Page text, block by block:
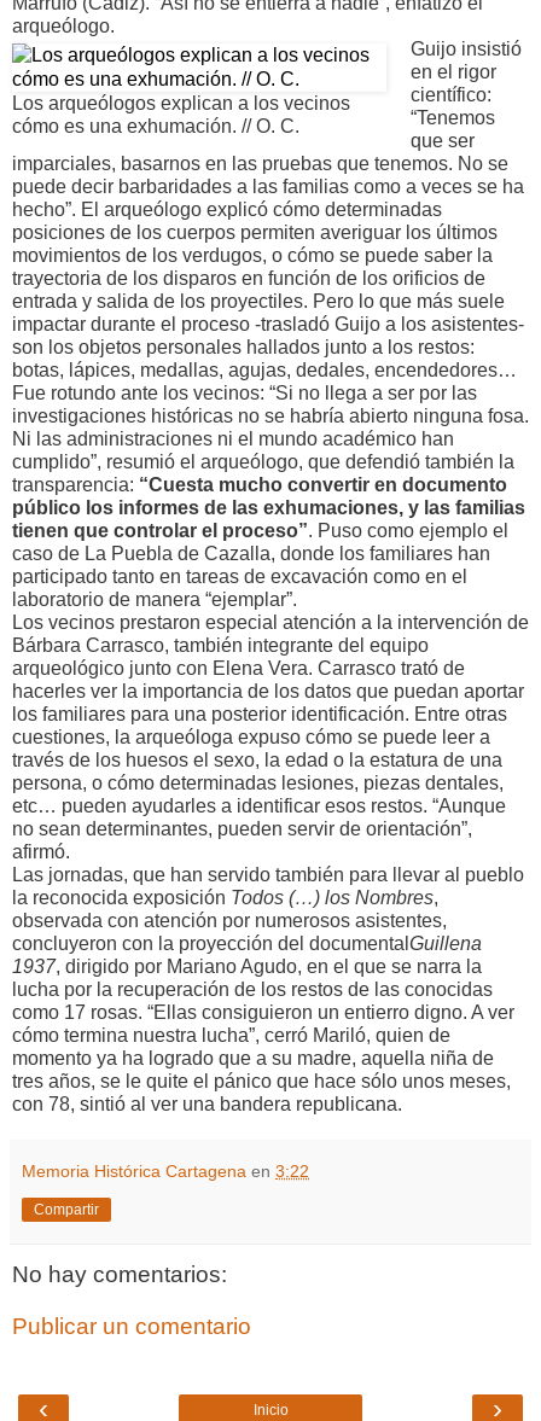
arqueólogo.
Los arqueólogos explican a los vecinos
cómo es una exhumación. // O. C.
Guijo insistió
en el rigor
científico:
“Tenemos
que ser
imparciales, basarnos en las pruebas que tenemos. No se
puede decir barbaridades a las familias como a veces se ha
hecho”. El arqueólogo explicó cómo determinadas
posiciones de los cuerpos permiten averiguar los últimos
movimientos de los verdugos, o cómo se puede saber la
trayectoria de los disparos en función de los orificios de
entrada y salida de los proyectiles. Pero lo que más suele
impactar durante el proceso -trasladó Guijo a los asistentes-
son los objetos personales hallados junto a los restos:
botas, lápices, medallas, agujas, dedales, encendedores…
Fue rotundo ante los vecinos: “Si no llega a ser por las
investigaciones históricas no se habría abierto ninguna fosa.
Ni las administraciones ni el mundo académico han
cumplido”, resumió el arqueólogo, que defendió también la
transparencia: “Cuesta mucho convertir en documento
público los informes de las exhumaciones, y las familias
tienen que controlar el proceso”. Puso como ejemplo el
caso de La Puebla de Cazalla, donde los familiares han
participado tanto en tareas de excavación como en el
laboratorio de manera “ejemplar”.
Los vecinos prestaron especial atención a la intervención de
Bárbara Carrasco, también integrante del equipo
arqueológico junto con Elena Vera. Carrasco trató de
hacerles ver la importancia de los datos que puedan aportar
los familiares para una posterior identificación. Entre otras
cuestiones, la arqueóloga expuso cómo se puede leer a
través de los huesos el sexo, la edad o la estatura de una
persona, o cómo determinadas lesiones, piezas dentales,
etc… pueden ayudarles a identificar esos restos. “Aunque
no sean determinantes, pueden servir de orientación”,
afirmó.
Las jornadas, que han servido también para llevar al pueblo
la reconocida exposición Todos (…) los Nombres,
observada con atención por numerosos asistentes,
concluyeron con la proyección del documental Guillena
1937, dirigido por Mariano Agudo, en el que se narra la
lucha por la recuperación de los restos de las conocidas
como 17 rosas. “Ellas consiguieron un entierro digno. A ver
cómo termina nuestra lucha”, cerró Mariló, quien de
momento ya ha logrado que a su madre, aquella niña de
tres años, se le quite el pánico que hace sólo unos meses,
con 78, sintió al ver una bandera republicana.
Memoria Histórica Cartagena en 3:22
Compartir
No hay comentarios:
Publicar un comentario
‹ ›
Inicio